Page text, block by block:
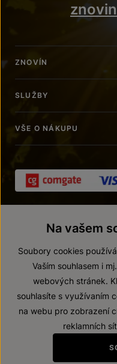
ZNOVÍN
SLUŽBY
VŠE O NÁKUPU
© 2026
Zákaz prodeje
Na vašem
Soubory cookies
Vaším souhlasem i
webových stránek.
souhlasíte s využívaním
na webu pro zobrazení
reklamních